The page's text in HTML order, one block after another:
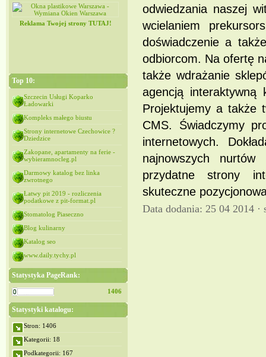
Reklama Twojej strony TUTAJ!
Top 10:
Szczecin Usługi Koparko
Ładowarki
Kompleks małego biustu
Strony internetowe Czechowice ?
Dziedzice
Zakopane, apartamenty na ferie -
wybieramnocleg.pl
Darmowy katalog bez linka
zwrotnego
Łatwy pit 2019 - rozliczenia
podatkowe z pit-format.pl
Stomatolog Piaseczno
Blog kulinarny
Katalog seo
www.daily.tychy.pl
Statystyka PageRank:
1406
Statystyki katalogu:
Stron: 1406
Kategorii: 18
Podkategorii: 167
odwiedzania naszej
wcielaniem
doświadczenie a
odbiorcom. Na ofertę
także wdrażanie
agencją interaktywną
Projektujemy a także
CMS. Świadczymy
internetowych.
najnowszych
przydatne strony
skuteczne
Data dodania: 25 04 2014 ·